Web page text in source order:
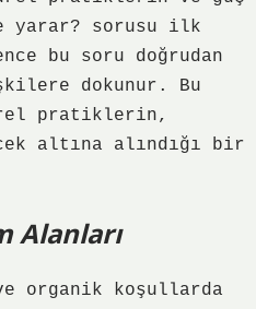
yarar? sorusu ilk
bu soru doğrudan
dokunur. Bu
pratiklerin,
altına alındığı bir
Alanları
organik koşullarda